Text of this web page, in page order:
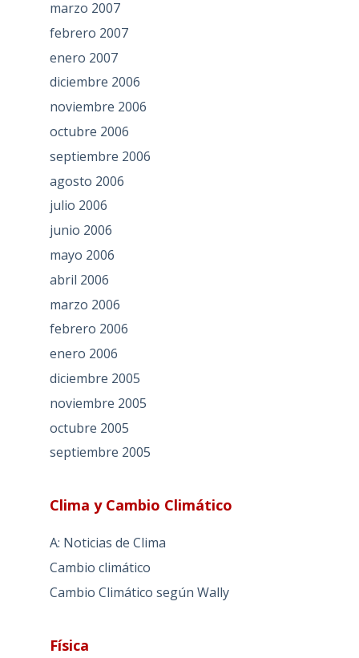
marzo 2007
febrero 2007
enero 2007
diciembre 2006
noviembre 2006
octubre 2006
septiembre 2006
agosto 2006
julio 2006
junio 2006
mayo 2006
abril 2006
marzo 2006
febrero 2006
enero 2006
diciembre 2005
noviembre 2005
octubre 2005
septiembre 2005
Clima y Cambio Climático
A: Noticias de Clima
Cambio climático
Cambio Climático según Wally
Física